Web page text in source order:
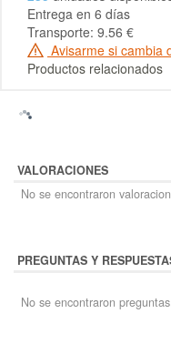
Entrega en 6 días
Transporte: 9.56 €
Avisarme si cambia
Productos relacionados
VALORACIONES
No se encontraron
PREGUNTAS Y
No se encontraron